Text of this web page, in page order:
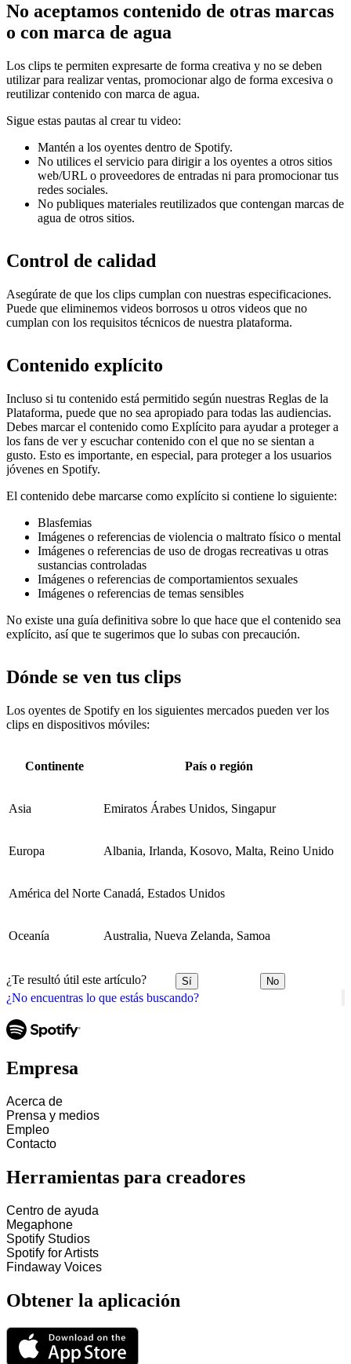
¿No encuentras lo que estás buscando?
No aceptamos contenido de otras marcas
o con marca de agua
Los clips te permiten expresarte de forma creativa y no se deben
utilizar para realizar ventas, promocionar algo de forma excesiva o
reutilizar contenido con marca de agua.
Sigue estas pautas al crear tu video:
Mantén a los oyentes dentro de Spotify.
No utilices el servicio para dirigir a los oyentes a otros sitios
web/URL o proveedores de entradas ni para promocionar tus
redes sociales.
No publiques materiales reutilizados que contengan marcas de
agua de otros sitios.
Control de calidad
Asegúrate de que los clips cumplan con nuestras especificaciones.
Puede que eliminemos videos borrosos u otros videos que no
cumplan con los requisitos técnicos de nuestra plataforma.
Contenido explícito
Incluso si tu contenido está permitido según nuestras Reglas de la
Plataforma, puede que no sea apropiado para todas las audiencias.
Debes marcar el contenido como Explícito para ayudar a proteger a
los fans de ver y escuchar contenido con el que no se sientan a
gusto. Esto es importante, en especial, para proteger a los usuarios
jóvenes en Spotify.
El contenido debe marcarse como explícito si contiene lo siguiente:
Blasfemias
Imágenes o referencias de violencia o maltrato físico o mental
Imágenes o referencias de uso de drogas recreativas u otras
sustancias controladas
Imágenes o referencias de comportamientos sexuales
Imágenes o referencias de temas sensibles
No existe una guía definitiva sobre lo que hace que el contenido sea
explícito, así que te sugerimos que lo subas con precaución.
Dónde se ven tus clips
Los oyentes de Spotify en los siguientes mercados pueden ver los
clips en dispositivos móviles:
Continente País o región
Asia Emiratos Árabes Unidos, Singapur
Europa Albania, Irlanda, Kosovo, Malta, Reino Unido
América del Norte Canadá, Estados Unidos
Oceanía Australia, Nueva Zelanda, Samoa
¿Te resultó útil este artículo? Sí No
Empresa
Acerca de
Prensa y medios
Empleo
Contacto
Herramientas para creadores
Centro de ayuda
Megaphone
Spotify Studios
Spotify for Artists
Findaway Voices
Obtener la aplicación